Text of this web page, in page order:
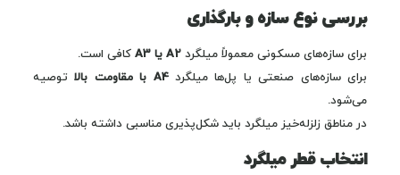
بررسی نوع سازه و بارگذاری
برای سازه‌های مسکونی معمولاً میلگرد A2 یا A3
کافی است.
برای سازه‌های صنعتی یا پل‌ها میلگردA4 با مقاومت بالا
توصیه
می‌شود.
در مناطق زلزله‌خیز میلگرد باید شکل‌پذیری مناسبی داشته باشد.
انتخاب قطر میلگرد